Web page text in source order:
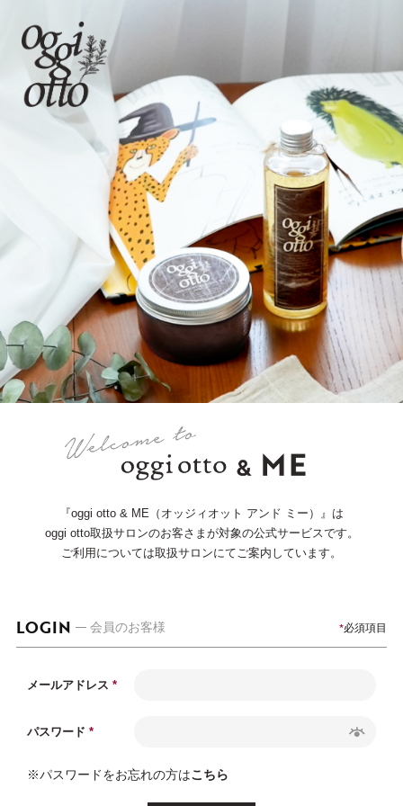
『oggi otto & ME（オッジィオット アンド ミー）』は
oggi otto取扱サロンのお客さまが対象の公式サービスです。
ご利用については取扱サロンにてご案内しています。
LOGIN 会員のお客様 必須項目
メールアドレス
パスワード
※パスワードをお忘れの方はこちら